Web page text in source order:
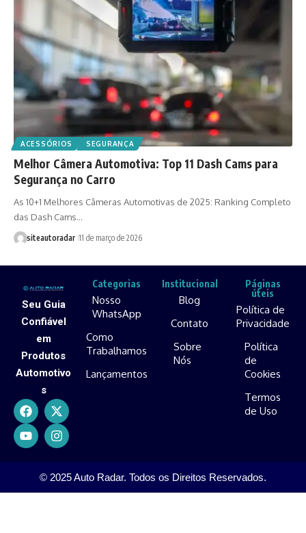
ACESSÓRIOS SEGURANÇA
Melhor Câmera Automotiva: Top 11 Dash Cams para
Segurança no Carro
As 10+1 Melhores Câmeras Automotivas de 2025: Ranking Completo
das Dash Cams…
siteautoradar 11 de março de 2026
Seu Guia
Confiável
em
Produtos
Automotivo
s
Categorias
Nosso
WhatsApp
Como
Trabalhamos
Lançamentos
Institucional
Blog
Contato
Sobre
Nós
Páginas
úteis
Política de
Privacidade
Política
de
Cookies
Termos
de Uso
© 2025 Auto Radar. Todos os Direitos Reservados.